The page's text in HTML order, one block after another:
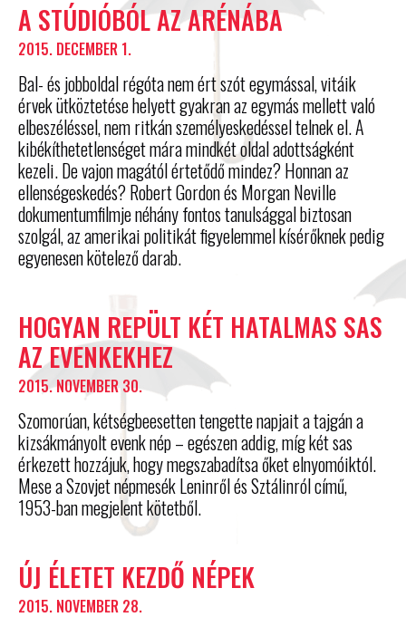
A STÚDIÓBÓL AZ ARÉNÁBA
2015. DECEMBER 1.
Bal- és jobboldal régóta nem ért szót egymással, vitáik
érvek ütköztetése helyett gyakran az egymás mellett való
elbeszéléssel, nem ritkán személyeskedéssel telnek el. A
kibékíthetetlenséget mára mindkét oldal adottságként
kezeli. De vajon magától értetődő mindez? Honnan az
ellenségeskedés? Robert Gordon és Morgan Neville
dokumentumfilmje néhány fontos tanulsággal biztosan
szolgál, az amerikai politikát figyelemmel kísérőknek pedig
egyenesen kötelező darab.
HOGYAN REPÜLT KÉT HATALMAS SAS
AZ EVENKEKHEZ
2015. NOVEMBER 30.
Szomorúan, kétségbeesetten tengette napjait a tajgán a
kizsákmányolt evenk nép – egészen addig, míg két sas
érkezett hozzájuk, hogy megszabadítsa őket elnyomóiktól.
Mese a Szovjet népmesék Leninről és Sztálinról című,
1953-ban megjelent kötetből.
ÚJ ÉLETET KEZDŐ NÉPEK
2015. NOVEMBER 28.